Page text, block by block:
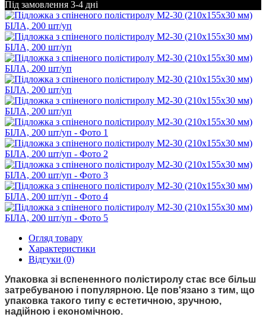
Під замовлення 3-4 дні
Огляд товару
Характеристики
Відгуки (0)
Упаковка зі вспененного полістиролу стає все більш
затребуваною і популярною. Це пов'язано з тим, що
упаковка такого типу є естетичною, зручною,
надійною і економічною.